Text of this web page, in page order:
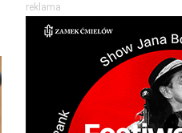
reklama